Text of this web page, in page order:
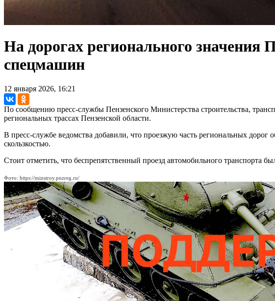
На дорогах регионального значения
спецмашин
12 января 2026, 16:21
По сообщению пресс-службы Пензенского Министерства строительства,
региональных трассах Пензенской области.
В пресс-службе ведомства добавили, что проезжую часть региональных дорог
скользкостью.
Стоит отметить, что беспрепятственный проезд автомобильного транспорта
Фото: https://minstroy.pnzreg.ru/